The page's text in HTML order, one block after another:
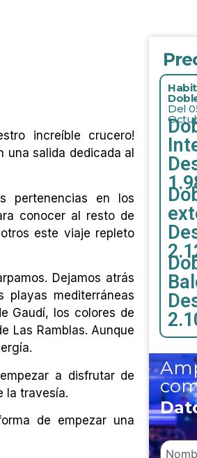
increíble crucero!
una salida dedicada al
pertenencias en los
conocer al resto de
este viaje repleto
Dejamos atrás
playas mediterráneas
Gaudí, los colores de
Las Ramblas. Aunque
a disfrutar de
la travesía.
de empezar una
Del